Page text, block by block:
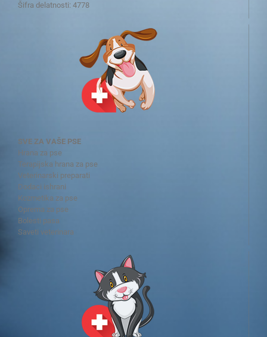
Šifra delatnosti: 4778
SVE ZA VAŠE PSE
Hrana za pse
Terapijska hrana za pse
Veterinarski preparati
Dodaci ishrani
Kozmetika za pse
Oprema za pse
Bolesti pasa
Saveti veterinara